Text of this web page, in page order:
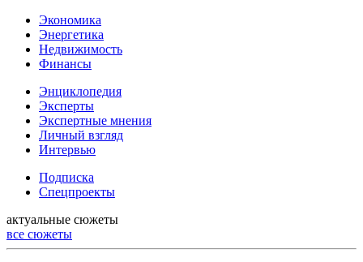
Экономика
Энергетика
Недвижимость
Финансы
Энциклопедия
Эксперты
Экспертные мнения
Личный взгляд
Интервью
Подписка
Спецпроекты
актуальные сюжеты
все сюжеты